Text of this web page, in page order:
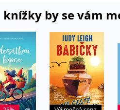
knížky by se vám
soubor cookie zachovává stav relace
nastavuje Google Analytics. Ukládá a
je obvykle nastaven společností
stránek, když používají sociální
Popis
Nastaveno Kentico CMS. Uloží název
rok Nastaveno Kentico CMS k identifikaci
Provider / Doména
.grada.cz
.grada.cz